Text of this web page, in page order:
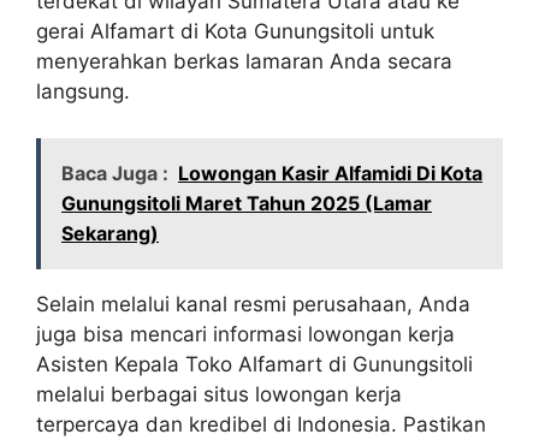
gerai Alfamart di Kota Gunungsitoli untuk
menyerahkan berkas lamaran Anda secara
langsung.
Baca Juga : Lowongan Kasir Alfamidi Di Kota
Gunungsitoli Maret Tahun 2025 (Lamar
Sekarang)
Selain melalui kanal resmi perusahaan, Anda
juga bisa mencari informasi lowongan kerja
Asisten Kepala Toko Alfamart di Gunungsitoli
melalui berbagai situs lowongan kerja
terpercaya dan kredibel di Indonesia. Pastikan